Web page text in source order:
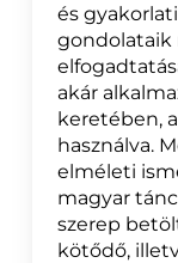
és
gondolataik
akár
keretében,
használva.
elméleti
magyar
szerep
kötődő,